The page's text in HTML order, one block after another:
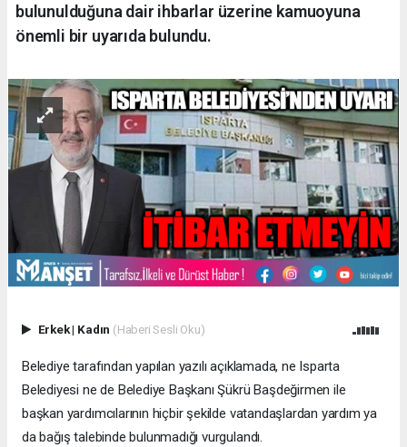
bulunulduğuna dair ihbarlar üzerine kamuoyuna
önemli bir uyarıda bulundu.
Erkek| Kadın (Haberi Sesli Oku)
Belediye tarafından yapılan yazılı açıklamada, ne Isparta
Belediyesi ne de Belediye Başkanı Şükrü Başdeğirmen ile
başkan yardımcılarının hiçbir şekilde vatandaşlardan yardım ya
da bağış talebinde bulunmadığı vurgulandı.